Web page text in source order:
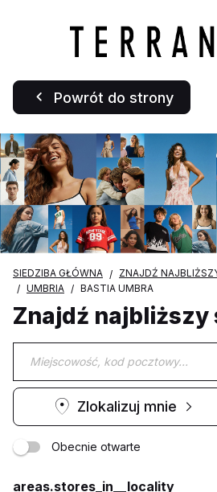
Powrót do strony
SIEDZIBA GŁÓWNA ZNAJDŹ
UMBRIA
BASTIA UMBRA
Znajdź najbliższy
Zlokalizuj mnie
Obecnie otwarte
areas.stores_in__locality